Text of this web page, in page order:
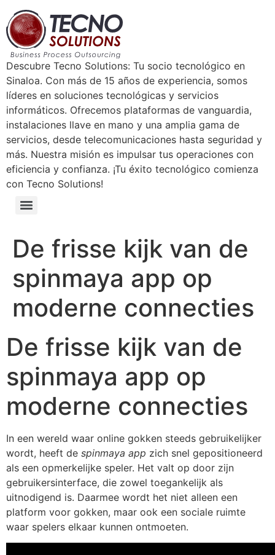
Descubre Tecno Solutions: Tu socio tecnológico en
Sinaloa. Con más de 15 años de experiencia, somos
líderes en soluciones tecnológicas y servicios
informáticos. Ofrecemos plataformas de vanguardia,
instalaciones llave en mano y una amplia gama de
servicios, desde telecomunicaciones hasta seguridad y
más. Nuestra misión es impulsar tus operaciones con
eficiencia y confianza. ¡Tu éxito tecnológico comienza
con Tecno Solutions!
De frisse kijk van de
spinmaya app op
moderne connecties
De frisse kijk van de
spinmaya app op
moderne connecties
In een wereld waar online gokken steeds gebruikelijker
wordt, heeft de spinmaya app zich snel gepositioneerd
als een opmerkelijke speler. Het valt op door zijn
gebruikersinterface, die zowel toegankelijk als
uitnodigend is. Daarmee wordt het niet alleen een
platform voor gokken, maar ook een sociale ruimte
waar spelers elkaar kunnen ontmoeten.